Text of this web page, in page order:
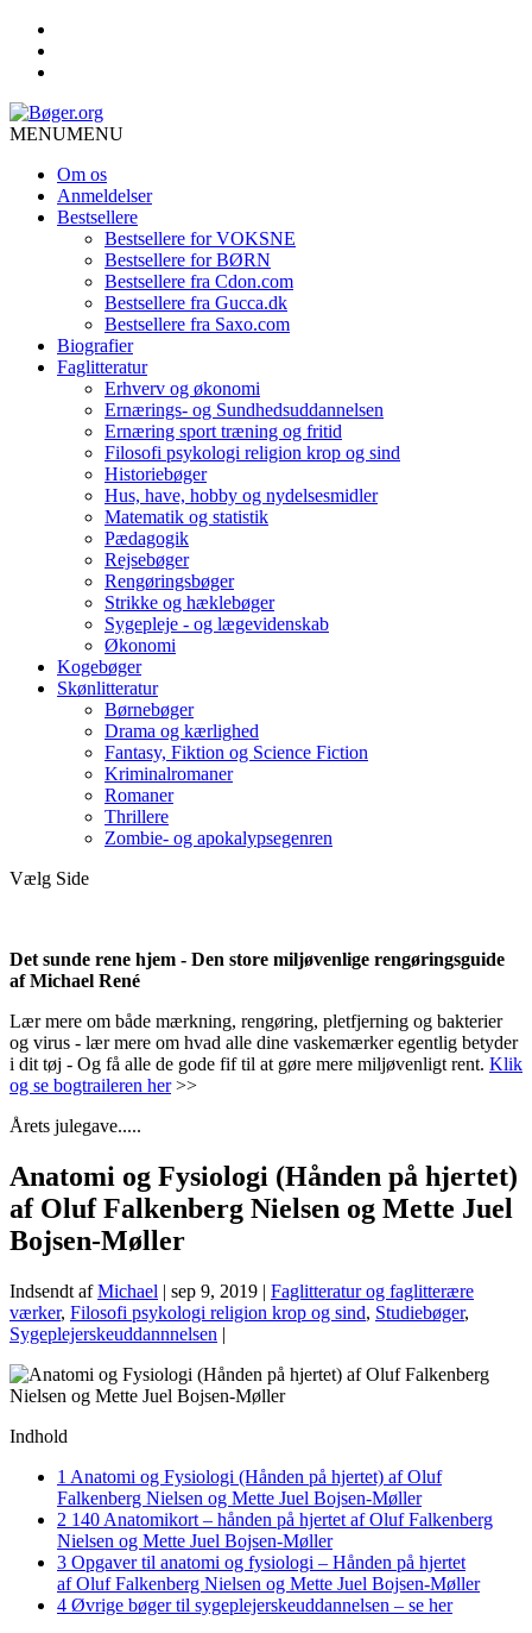
MENUMENU
Om os
Anmeldelser
Bestsellere
Bestsellere for VOKSNE
Bestsellere for BØRN
Bestsellere fra Cdon.com
Bestsellere fra Gucca.dk
Bestsellere fra Saxo.com
Biografier
Faglitteratur
Erhverv og økonomi
Ernærings- og Sundhedsuddannelsen
Ernæring sport træning og fritid
Filosofi psykologi religion krop og sind
Historiebøger
Hus, have, hobby og nydelsesmidler
Matematik og statistik
Pædagogik
Rejsebøger
Rengøringsbøger
Strikke og hæklebøger
Sygepleje - og lægevidenskab
Økonomi
Kogebøger
Skønlitteratur
Børnebøger
Drama og kærlighed
Fantasy, Fiktion og Science Fiction
Kriminalromaner
Romaner
Thrillere
Zombie- og apokalypsegenren
Vælg Side
Det sunde rene hjem - Den store miljøvenlige rengøringsguide
af Michael René
Lær mere om både mærkning, rengøring, pletfjerning og bakterier
og virus - lær mere om hvad alle dine vaskemærker egentlig betyder
i dit tøj - Og få alle de gode fif til at gøre mere miljøvenligt rent. Klik
og se bogtraileren her>>
Årets julegave.....
Anatomi og Fysiologi (Hånden på hjertet)
af Oluf Falkenberg Nielsen og Mette Juel
Bojsen-Møller
Indsendt afMichael | sep 9, 2019 | Faglitteratur og faglitterære
værker, Filosofi psykologi religion krop og sind, Studiebøger,
Sygeplejerskeuddannnelsen |
Indhold
1 Anatomi og Fysiologi (Hånden på hjertet) af Oluf
Falkenberg Nielsen og Mette Juel Bojsen-Møller
2 140 Anatomikort – hånden på hjertet af Oluf Falkenberg
Nielsen og Mette Juel Bojsen-Møller
3 Opgaver til anatomi og fysiologi – Hånden på hjertet
af Oluf Falkenberg Nielsen og Mette Juel Bojsen-Møller
4 Øvrige bøger til sygeplejerskeuddannelsen – se her